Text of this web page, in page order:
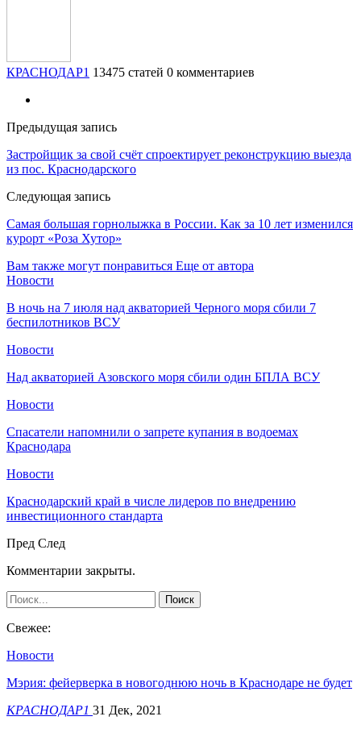
КРАСНОДАР1 13475 статей 0 комментариев
Предыдущая запись
Застройщик за свой счёт спроектирует реконструкцию выезда
из пос. Краснодарского
Следующая запись
Самая большая горнолыжка в России. Как за 10 лет изменился
курорт «Роза Хутор»
Вам также могут понравиться Еще от автора
Новости
В ночь на 7 июля над акваторией Черного моря сбили 7
беспилотников ВСУ
Новости
Над акваторией Азовского моря сбили один БПЛА ВСУ
Новости
Спасатели напомнили о запрете купания в водоемах
Краснодара
Новости
Краснодарский край в числе лидеров по внедрению
инвестиционного стандарта
Пред След
Комментарии закрыты.
Свежее:
Новости
Мэрия: фейерверка в новогоднюю ночь в Краснодаре не будет
КРАСНОДАР1 31 Дек, 2021